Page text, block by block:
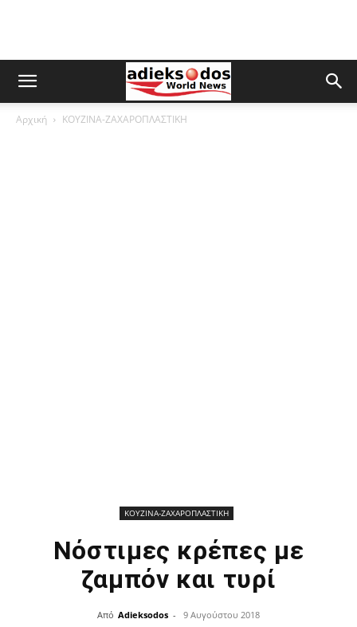
Αρχική ΚΟΥΖΙΝΑ-ΖΑΧΑΡΟΠΛΑΣΤΙΚΗ
ΚΟΥΖΙΝΑ-ΖΑΧΑΡΟΠΛΑΣΤΙΚΗ
Νόστιμες κρέπες με
ζαμπόν και τυρί
Από Adieksodos - 9 Αυγούστου 2018